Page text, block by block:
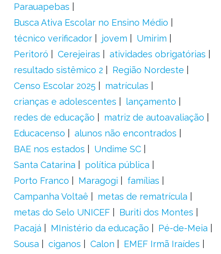
Parauapebas
Busca Ativa Escolar no Ensino Médio
técnico verificador
jovem
Umirim
Peritoró
Cerejeiras
atividades obrigatórias
resultado sistêmico 2
Região Nordeste
Censo Escolar 2025
matrículas
crianças e adolescentes
lançamento
redes de educação
matriz de autoavaliação
Educacenso
alunos não encontrados
BAE nos estados
Undime SC
Santa Catarina
política pública
Porto Franco
Maragogi
famílias
Campanha Voltaê
metas de rematrícula
metas do Selo UNICEF
Buriti dos Montes
Pacajá
MInistério da educação
Pé-de-Meia
Sousa
ciganos Calon
EMEF Irmã Iraídes